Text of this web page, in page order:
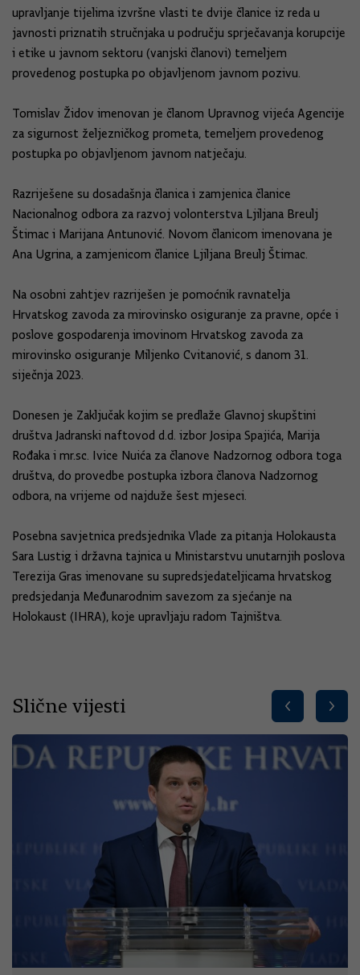
upravljanje tijelima izvršne vlasti te dvije članice iz reda u
javnosti priznatih stručnjaka u području sprječavanja korupcije
i etike u javnom sektoru (vanjski članovi) temeljem
provedenog postupka po objavljenom javnom pozivu.
Tomislav Židov imenovan je članom Upravnog vijeća Agencije
za sigurnost željezničkog prometa, temeljem provedenog
postupka po objavljenom javnom natječaju.
Razriješene su dosadašnja članica i zamjenica članice
Nacionalnog odbora za razvoj volonterstva Ljiljana Breulj
Štimac i Marijana Antunović. Novom članicom imenovana je
Ana Ugrina, a zamjenicom članice Ljiljana Breulj Štimac.
Na osobni zahtjev razriješen je pomoćnik ravnatelja
Hrvatskog zavoda za mirovinsko osiguranje za pravne, opće i
poslove gospodarenja imovinom Hrvatskog zavoda za
mirovinsko osiguranje Miljenko Cvitanović, s danom 31.
siječnja 2023.
Donesen je Zaključak kojim se predlaže Glavnoj skupštini
društva Jadranski naftovod d.d. izbor Josipa Spajića, Marija
Rođaka i mr.sc. Ivice Nuića za članove Nadzornog odbora toga
društva, do provedbe postupka izbora članova Nadzornog
odbora, na vrijeme od najduže šest mjeseci.
Posebna savjetnica predsjednika Vlade za pitanja Holokausta
Sara Lustig i državna tajnica u Ministarstvu unutarnjih poslova
Terezija Gras imenovane su supredsjedateljicama hrvatskog
predsjedanja Međunarodnim savezom za sjećanje na
Holokaust (IHRA), koje upravljaju radom Tajništva.
Slične vijesti